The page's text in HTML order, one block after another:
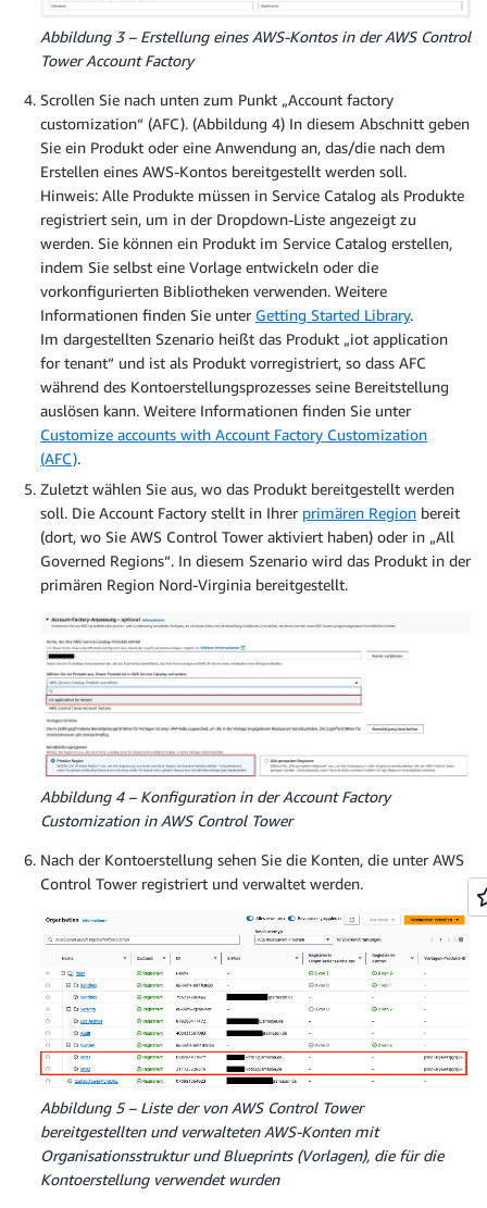
Abbildung 3 – Erstellung eines AWS-Kontos in der AWS Control
Tower Account Factory
Scrollen Sie nach unten zum Punkt „Account factory
customization“ (AFC). (Abbildung 4) In diesem Abschnitt geben
Sie ein Produkt oder eine Anwendung an, das/die nach dem
Erstellen eines AWS-Kontos bereitgestellt werden soll.
Hinweis: Alle Produkte müssen in Service Catalog als Produkte
registriert sein, um in der Dropdown-Liste angezeigt zu
werden. Sie können ein Produkt im Service Catalog erstellen,
indem Sie selbst eine Vorlage entwickeln oder die
vorkonfigurierten Bibliotheken verwenden. Weitere
Informationen finden Sie unter Getting Started Library.
Im dargestellten Szenario heißt das Produkt „iot application
for tenant“ und ist als Produkt vorregistriert, so dass AFC
während des Kontoerstellungsprozesses seine Bereitstellung
auslösen kann. Weitere Informationen finden Sie unter
Customize accounts with Account Factory Customization
(AFC).
Zuletzt wählen Sie aus, wo das Produkt bereitgestellt werden
soll. Die Account Factory stellt in Ihrer primären Region bereit
(dort, wo Sie AWS Control Tower aktiviert haben) oder in „All
Governed Regions“. In diesem Szenario wird das Produkt in der
primären Region Nord-Virginia bereitgestellt.
Abbildung 4 – Konfiguration in der Account Factory
Customization in AWS Control Tower
Nach der Kontoerstellung sehen Sie die Konten, die unter AWS
Control Tower registriert und verwaltet werden.
Abbildung 5 – Liste der von AWS Control Tower
bereitgestellten und verwalteten AWS-Konten mit
Organisationsstruktur und Blueprints (Vorlagen), die für die
Kontoerstellung verwendet wurden